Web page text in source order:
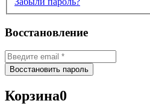
Восстановление
Корзина0